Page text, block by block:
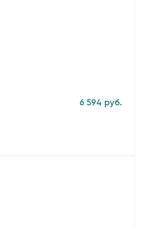
6 594 руб.